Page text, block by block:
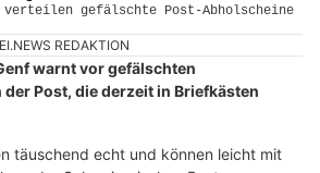
REDAKTION
warnt vor gefälschten
Post, die derzeit in Briefkästen
täuschend echt und können leicht mit